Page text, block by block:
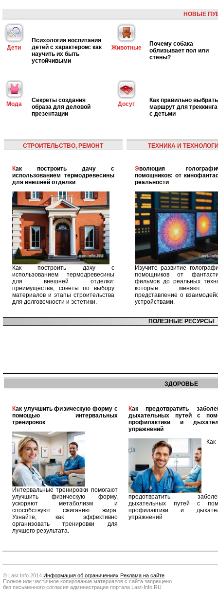
НОВЫЕ
Дети
Психология воспитания
детей с характером: как
научить их быть
устойчивыми
Животные
Почему собака
облизывает пол или
стены?
Мода
Секреты создания
образа для деловой
презентации
Досуг
Как правильно выбрать
маршрут для треккинга
с детьми
СТРОИТЕЛЬСТВО, РЕМОНТ
Как построить дачу с
использованием термодревесины
для внешней отделки
Как построить дачу с
использованием термодревесины
для внешней отделки:
преимущества, советы по выбору
материалов и этапы строительства
для долговечности и эстетики.
ТЕХНИКА И
Эволюция голографических
помощников: от
реальности
Изучите развитие
помощников от
фильмов до реальных
которые меняют
представление о
устройствами.
ПОЛЕЗНЫЕ РЕСУРСЫ
ЗДОРОВЬЕ
Как улучшить физическую форму с
помощью интервальных
тренировок
Интервальные тренировки помогают
улучшить физическую форму,
ускоряют метаболизм и
способствуют сжиганию жира.
Узнайте, как эффективно
организовать тренировки для
лучшего результата.
Как предотвратить заболевания
дыхательных путей с
профилактики и
упражнений
Как
предотвратить
дыхательных путей с
профилактики и
упражнений
© Last Info 2014 Информация об ограничениях Реклама на сайте
Полное или частичное копирование материалов с сайта запрещено
без письменного согласия администрации портала Last-Info.RU